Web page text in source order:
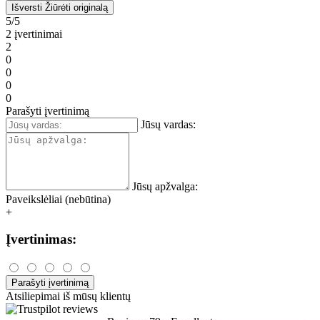
Išversti Žiūrėti originalą
5/5
2 įvertinimai
2
0
0
0
0
Parašyti įvertinimą
Jūsų vardas:
Jūsų apžvalga:
Paveikslėliai (nebūtina)
+
Įvertinimas:
Parašyti įvertinimą
Atsiliepimai iš mūsų klientų